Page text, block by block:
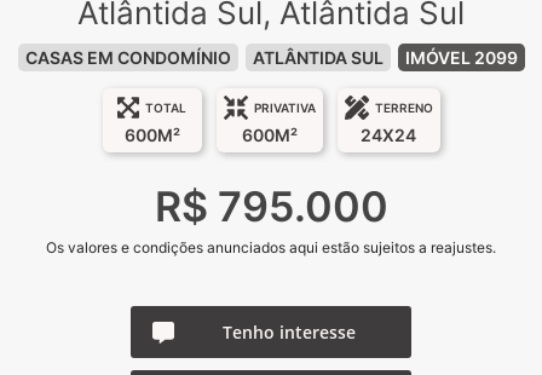
Atlântida Sul, Atlântida Sul
CASAS EM CONDOMÍNIO ATLÂNTIDA SUL IMÓVEL 2099
TOTAL
600M²
PRIVATIVA
600M²
TERRENO
24X24
R$ 795.000
Os valores e condições anunciados aqui estão sujeitos a reajustes.
Tenho interesse